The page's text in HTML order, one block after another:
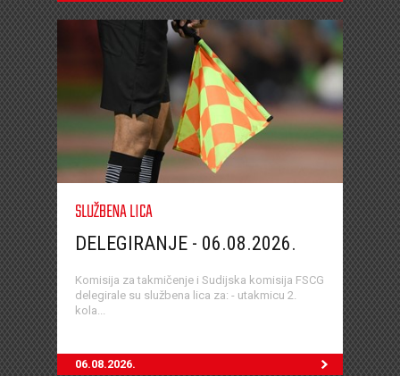
SLUŽBENA LICA
DELEGIRANJE - 06.08.2026.
Komisija za takmičenje i Sudijska komisija FSCG
delegirale su službena lica za: - utakmicu 2.
kola...
06.08.2026.